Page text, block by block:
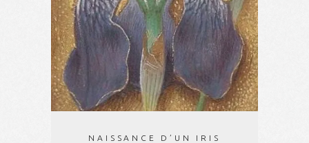
NAISSANCE D’UN IRIS